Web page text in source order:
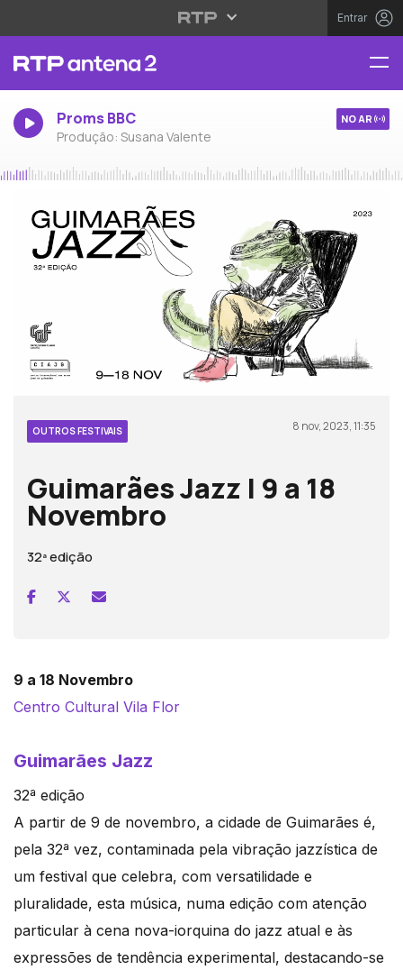
Entrar
Proms BBC
Produção: Susana Valente
NO AR
OUTROS FESTIVAIS 8 nov, 2023, 11:35
Guimarães Jazz | 9 a 18
Novembro
32ª edição
9 a 18 Novembro
Centro Cultural Vila Flor
Guimarães Jazz
32ª edição
A partir de 9 de novembro, a cidade de Guimarães é,
pela 32ª vez, contaminada pela vibração jazzística de
um festival que celebra, com versatilidade e
pluralidade, esta música, numa edição com atenção
particular à cena nova-iorquina do jazz atual e às
expressões de tendência experimental, destacando-se